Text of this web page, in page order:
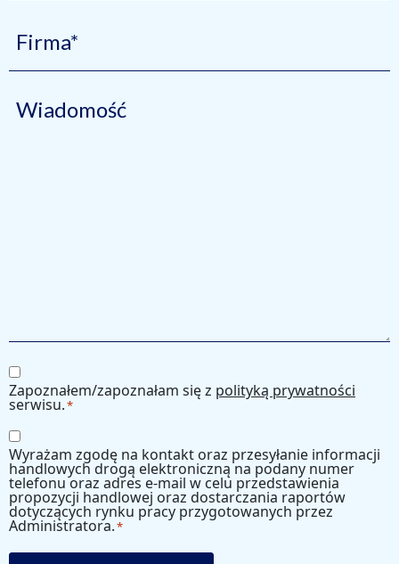
Consent
*
Zapoznałem/zapoznałam się z polityką prywatności
serwisu.*
Consent
*
Wyrażam zgodę na kontakt oraz przesyłanie informacji
handlowych drogą elektroniczną na podany numer
telefonu oraz adres e-mail w celu przedstawienia
propozycji handlowej oraz dostarczania raportów
dotyczących rynku pracy przygotowanych przez
Administratora.*